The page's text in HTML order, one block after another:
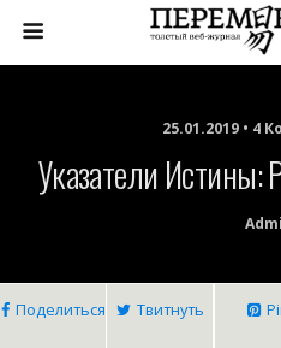
25.01.2019 • 4
Указатели
Поделиться Твитнуть